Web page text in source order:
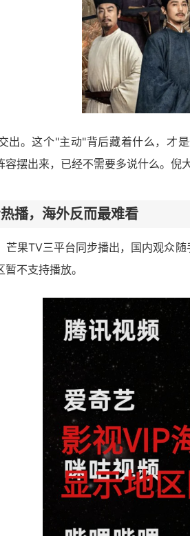
出。这个"主动"背后藏着什么，才
容摆出来，已经不需要多说什么。倪
播， 海外反而最难看
芒果TV三平台同步播出，国内观众
不支持播放。